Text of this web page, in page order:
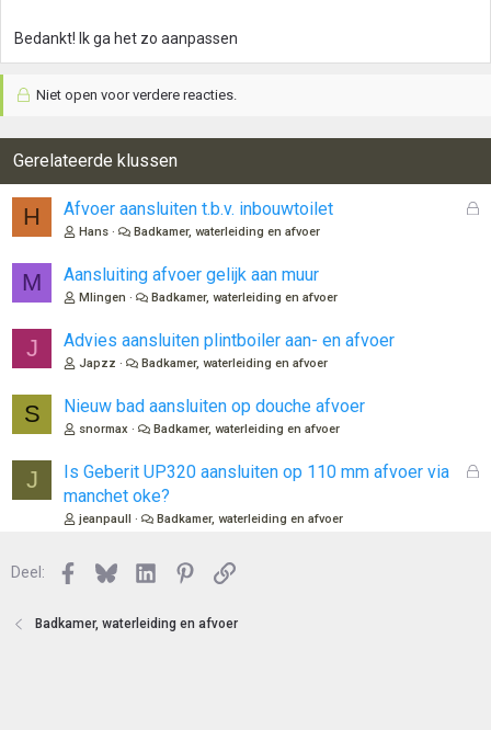
Bedankt! Ik ga het zo aanpassen
Niet open voor verdere reacties.
Gerelateerde klussen
H
G
Afvoer aansluiten t.b.v. inbouwtoilet
Hans Badkamer, waterleiding en afvoer
M Aansluiting afvoer gelijk aan muur
Mlingen Badkamer, waterleiding en afvoer
J Advies aansluiten plintboiler aan- en afvoer
Japzz Badkamer, waterleiding en afvoer
S Nieuw bad aansluiten op douche afvoer
snormax Badkamer, waterleiding en afvoer
J
G
Is Geberit UP320 aansluiten op 110 mm afvoer via
manchet oke?
jeanpaull Badkamer, waterleiding en afvoer
Deel: Facebook
BlueskyLinkedInPinterest
Link
Badkamer, waterleiding en afvoer